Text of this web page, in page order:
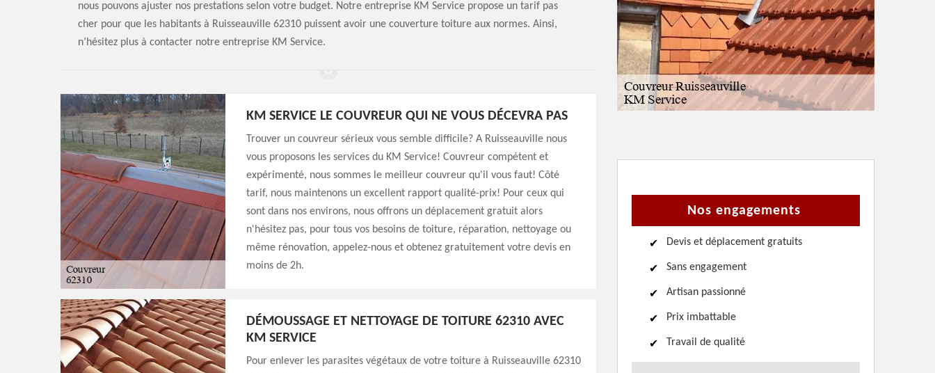
nous pouvons ajuster nos prestations selon votre budget. Notre entreprise KM Service propose un tarif pas
cher pour que les habitants à Ruisseauville 62310 puissent avoir une couverture toiture aux normes. Ainsi,
n’hésitez plus à contacter notre entreprise KM Service.
KM SERVICE LE COUVREUR QUI NE VOUS DÉCEVRA PAS
Trouver un couvreur sérieux vous semble difficile? A Ruisseauville nous
vous proposons les services du KM Service! Couvreur compétent et
expérimenté, nous sommes le meilleur couvreur qu'il vous faut! Côté
tarif, nous maintenons un excellent rapport qualité-prix! Pour ceux qui
sont dans nos environs, nous offrons un déplacement gratuit alors
n'hésitez pas, pour tous vos besoins de toiture, réparation, nettoyage ou
même rénovation, appelez-nous et obtenez gratuitement votre devis en
moins de 2h.
DÉMOUSSAGE ET NETTOYAGE DE TOITURE 62310 AVEC
KM SERVICE
Pour enlever les parasites végétaux de votre toiture à Ruisseauville 62310
Nos engagements
Devis et déplacement gratuits
Sans engagement
Artisan passionné
Prix imbattable
Travail de qualité